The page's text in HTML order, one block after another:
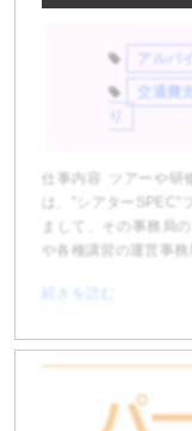
アルバ
交通費
り
仕事内容 ツアーや研
は、”シアター
まして、その事務局
や各種講習の運営事